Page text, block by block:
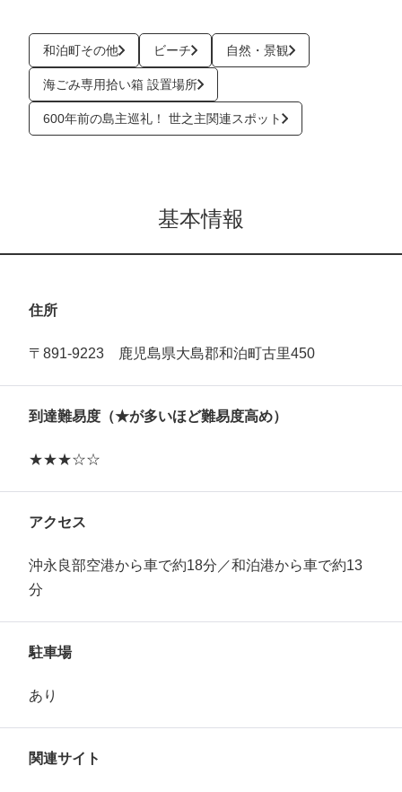
和泊町その他 ビーチ 自然・景観
海ごみ専用拾い箱 設置場所
600年前の島主巡礼！ 世之主関連スポット
基本情報
住所
〒891-9223 鹿児島県大島郡和泊町古里450
到達難易度（★が多いほど難易度高め）
★★★☆☆
アクセス
沖永良部空港から車で約18分／和泊港から車で約13
分
駐車場
あり
関連サイト